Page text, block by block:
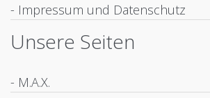
- Impressum und Datenschutz
Unsere Seiten
- M.A.X.